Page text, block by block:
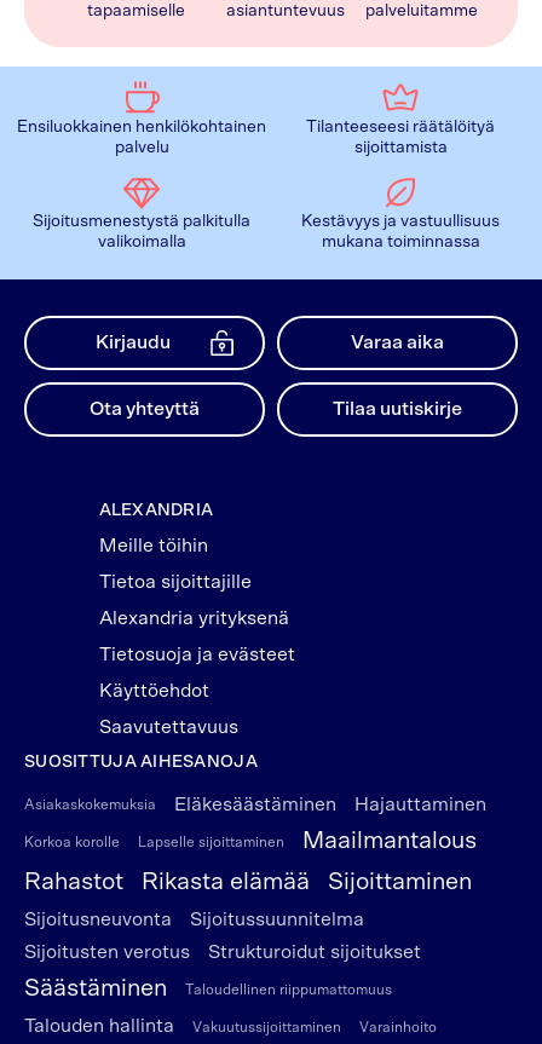
tapaamiselle
asiantuntevuus
palveluitamme
Ensiluokkainen henkilökohtainen
palvelu
Tilanteeseesi räätälöityä
sijoittamista
Sijoitusmenestystä palkitulla
valikoimalla
Kestävyys ja vastuullisuus
mukana toiminnassa
Kirjaudu Varaa aika
Ota yhteyttä Tilaa uutiskirje
ALEXANDRIA
Meille töihin
Tietoa sijoittajille
Alexandria yrityksenä
Tietosuoja ja evästeet
Käyttöehdot
Saavutettavuus
SUOSITTUJA AIHESANOJA
Asiakaskokemuksia Eläkesäästäminen Hajauttaminen
Korkoa korolle Lapselle sijoittaminen
Maailmantalous
Rahastot
Rikasta elämää Sijoittaminen
Sijoitusneuvonta
Sijoitussuunnitelma
Sijoitusten verotus
Strukturoidut sijoitukset
Säästäminen Taloudellinen riippumattomuus
Talouden hallinta Vakuutussijoittaminen Varainhoito